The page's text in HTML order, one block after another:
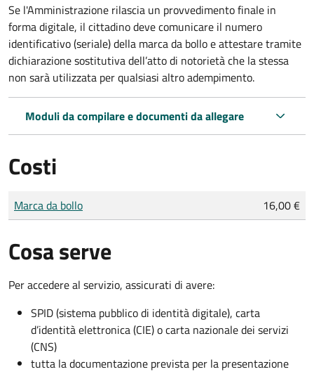
Se l'Amministrazione rilascia un provvedimento finale in
forma digitale, il cittadino devecomunicare il numero
identificativo (seriale) della marca da bollo e attestare tramite
dichiarazione sostitutiva dell’atto di notorietà che la stessa
non sarà utilizzata per qualsiasi altro adempimento.
Moduli da compilare e documenti da allegare
Costi
Tipo di pagamento
Importo
Marca da bollo 16,00 €
Cosa serve
Per accedere al servizio, assicurati di avere:
SPID (sistema pubblico di identità digitale), carta
d’identità elettronica (CIE) o carta nazionale dei servizi
(CNS)
tutta la documentazione prevista per la presentazione